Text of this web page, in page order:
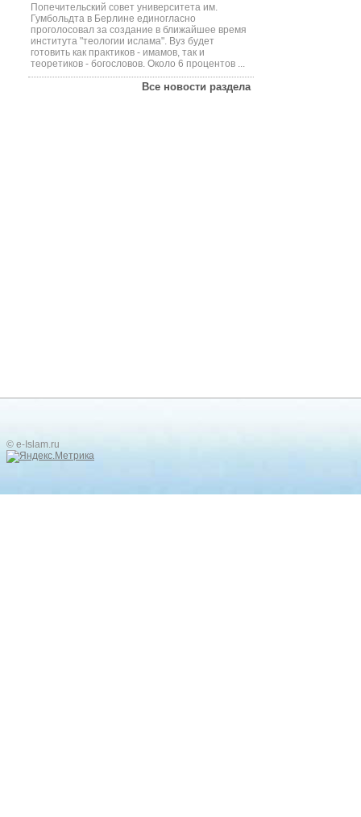
Попечительский совет университета им.
Гумбольдта в Берлине единогласно
проголосовал за создание в ближайшее время
института "теологии ислама". Вуз будет
готовить как практиков - имамов, так и
теоретиков - богословов. Около 6 процентов ...
Все новости раздела
© e-Islam.ru